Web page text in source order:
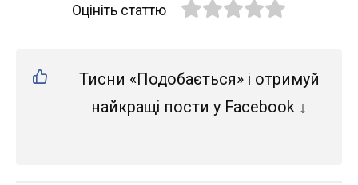
Оцініть статтю
Тисни «Подобається» і отримуй
найкращі пости у Facebook ↓